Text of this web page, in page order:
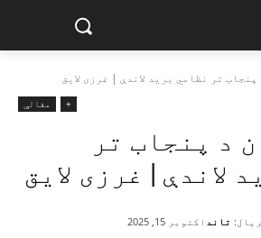
تر نظامي برید لاندې | غرزی لایق
+ مقالې
د پنجاب تر
لاندې | غرزی لایق
تاند اکتوبر 15, 2025